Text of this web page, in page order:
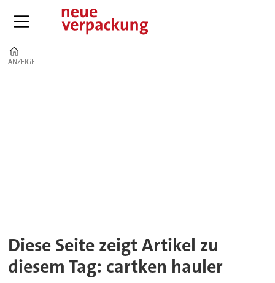
ANZEIGE
ANZEIGE
Diese Seite zeigt Artikel zu
diesem Tag: cartken hauler